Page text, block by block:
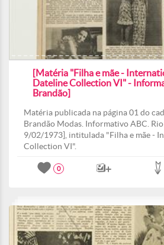
[Matéria "Filha e mãe -
Dateline Collection VI" -
Brandão]
Matéria publicada na página 01 do
Brandão Modas. Informativo ABC.
9/02/1973], intitulada "Filha e mãe -
Collection VI".
0